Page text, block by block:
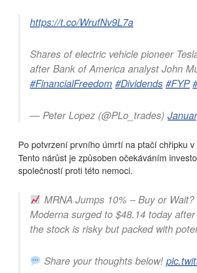
https://t.co/WrufNv9L7a
Shares of electric vehicle pioneer
after Bank of America analyst John
#FinancialFreedom #Dividends #FYP
— Peter Lopez (@PLo_trades)
Po potvrzení prvního úmrtí na ptačí chřipku
Tento nárůst je způsoben očekáváním
společností proti této nemoci.
MRNA Jumps 10% – Buy or Wait?
Moderna surged to $48.14 today
the stock is risky but packed with
Share your thoughts below!